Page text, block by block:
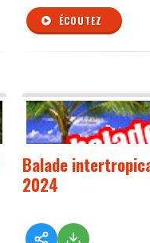
ÉCOUTEZ
Balade
2024